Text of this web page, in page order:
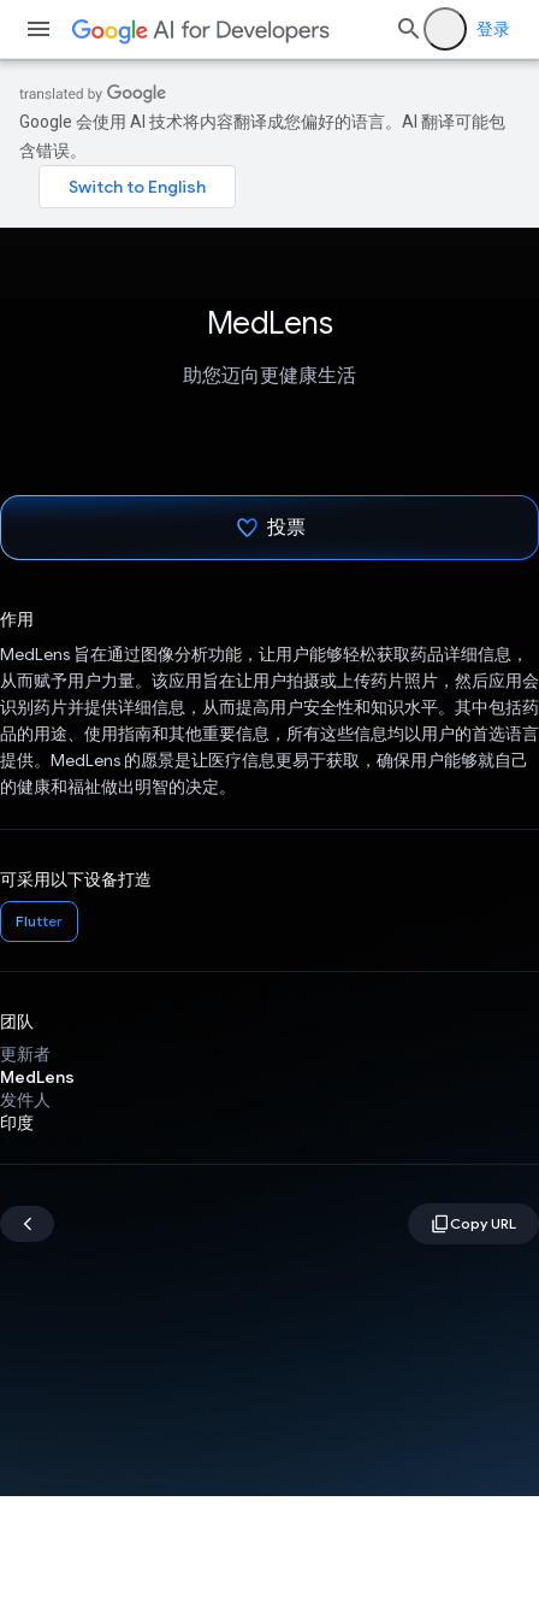
登录
Google 会使用 AI 技术将内容翻译成您偏好的语言。AI 翻译可能包
含错误。
MedLens
助您迈向更健康生活
投票
作用
MedLens 旨在通过图像分析功能，让用户能够轻松获取药品详细信息，
从而赋予用户力量。该应用旨在让用户拍摄或上传药片照片，然后应用会
识别药片并提供详细信息，从而提高用户安全性和知识水平。其中包括药
品的用途、使用指南和其他重要信息，所有这些信息均以用户的首选语言
提供。MedLens 的愿景是让医疗信息更易于获取，确保用户能够就自己
的健康和福祉做出明智的决定。
可采用以下设备打造
Flutter
团队
更新者
MedLens
发件人
印度